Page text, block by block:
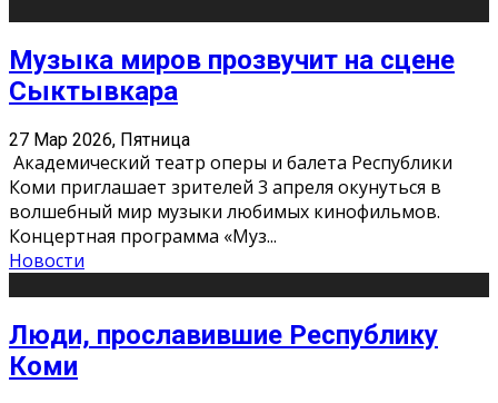
Музыка миров прозвучит на сцене
Сыктывкара
27 Мар 2026, Пятница
Академический театр оперы и балета Республики
Коми приглашает зрителей 3 апреля окунуться в
волшебный мир музыки любимых кинофильмов.
Концертная программа «Муз...
Новости
Люди, прославившие Республику
Коми